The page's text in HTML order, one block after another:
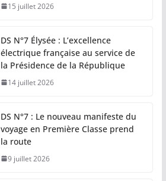
15 juillet 2026
DS N°7 Élysée : L’excellence
électrique française au service de
la Présidence de la République
14 juillet 2026
DS N°7 : Le nouveau manifeste du
voyage en Première Classe prend
la route
9 juillet 2026